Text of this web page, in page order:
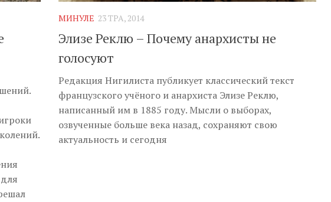
МИНУЛЕ 23 ТРА, 2014
Элизе Реклю – Почему анархисты не
голосуют
Редакция Нигилиста публикует классический текст
французского учёного и анархиста Элизе Реклю,
написанный им в 1885 году. Мысли о выборах,
озвученные больше века назад, сохраняют свою
актуальность и сегодня